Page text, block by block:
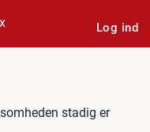
Log ind
du syne
stadig er